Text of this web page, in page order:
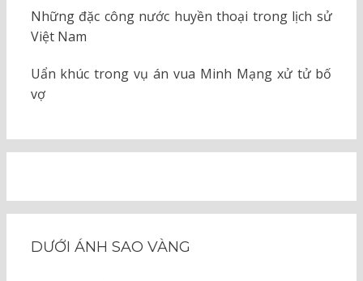
Những đặc công nước huyền thoại trong lịch sử
Việt Nam
Uẩn khúc trong vụ án vua Minh Mạng xử tử bố
vợ
DƯỚI ÁNH SAO VÀNG